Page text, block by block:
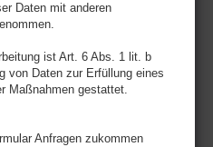
Daten mit anderen
ist Art. 6 Abs. 1 lit. b
von Daten zur Erfüllung eines
Maßnahmen gestattet.
Anfragen zukommen